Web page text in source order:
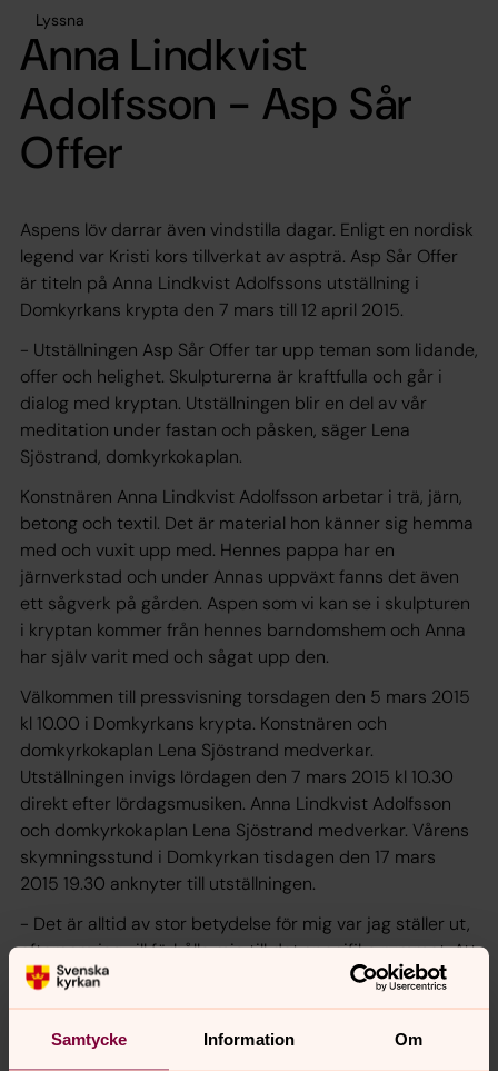
Samtycke Information Om
Lyssna
Anna Lindkvist
Adolfsson - Asp Sår
Offer
Aspens löv darrar även vindstilla dagar. Enligt en nordisk
legend var Kristi kors tillverkat av aspträ. Asp Sår Offer
är titeln på Anna Lindkvist Adolfssons utställning i
Domkyrkans krypta den 7 mars till 12 april 2015.
- Utställningen Asp Sår Offer tar upp teman som lidande,
offer och helighet. Skulpturerna är kraftfulla och går i
dialog med kryptan. Utställningen blir en del av vår
meditation under fastan och påsken, säger Lena
Sjöstrand, domkyrkokaplan.
Konstnären Anna Lindkvist Adolfsson arbetar i trä, järn,
betong och textil. Det är material hon känner sig hemma
med och vuxit upp med. Hennes pappa har en
järnverkstad och under Annas uppväxt fanns det även
ett sågverk på gården. Aspen som vi kan se i skulpturen
i kryptan kommer från hennes barndomshem och Anna
har själv varit med och sågat upp den.
Välkommen till pressvisning torsdagen den 5 mars 2015
kl 10.00 i Domkyrkans krypta. Konstnären och
domkyrkokaplan Lena Sjöstrand medverkar.
Utställningen invigs lördagen den 7 mars 2015 kl 10.30
direkt efter lördagsmusiken. Anna Lindkvist Adolfsson
och domkyrkokaplan Lena Sjöstrand medverkar. Vårens
skymningsstund i Domkyrkan tisdagen den 17 mars
2015 19.30 anknyter till utställningen.
- Det är alltid av stor betydelse för mig var jag ställer ut,
eftersom jag vill förhålla mig till det specifika rummet. Att
ställa ut i ett kyrkorum är en stor utmaning. Kryptan är
ett fantastiskt och redan mycket skulpturalt rum. Det
viktigaste för mig är att det är ett rum gjort för helighet,
säger Anna Lindkvist Adolfsson.